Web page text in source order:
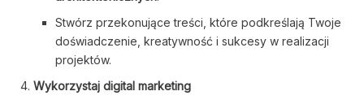
Stwórz przekonujące treści, które podkreślają Twoje
doświadczenie, kreatywność i sukcesy w realizacji
projektów.
Wykorzystaj digital marketing